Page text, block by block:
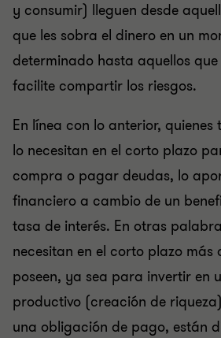
y consumir) lleguen desde
que les sobra el dinero en un
determinado hasta aquellos
facilite compartir los riesgos.
En línea con lo anterior, quienes
lo necesitan en el corto plazo
compra o pagar deudas, lo
financiero a cambio de un
tasa de interés. En otras
necesitan en el corto plazo más
poseen, ya sea para invertir en
productivo (creación de
una obligación de pago, están